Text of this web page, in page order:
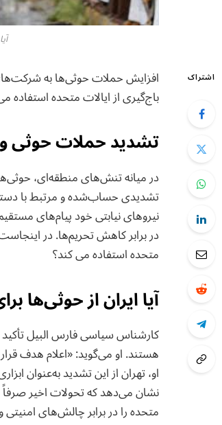
اشتراک
افزایش حملات حوثی‌ها به
باج‌گیری از ایالات متحده استفاده
تشدید حملات حوثی و
در میانه تنش‌های منطقه‌ای،
تشدیدی حساب‌شده و مرتبط با
نیروهای نیابتی خود پیام‌های
در برابر کاهش تحریم‌ها. در
متحده استفاده می‌ كند؟
آیا ایران از حوثی‌ها
کارشناس سیاسی فارس البیل
هستند. او می‌گوید: «اعلام هدف
او، تهران از این تشدید به‌عنوان
نشان می‌دهد که تحولات اخیر
متحده را در برابر چالش‌های